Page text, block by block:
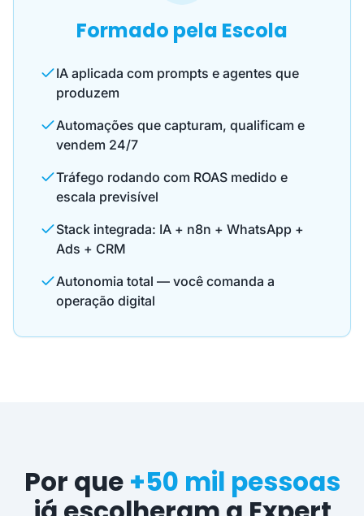
Formado pela Escola
IA aplicada com prompts e agentes que
produzem
Automações que capturam, qualificam e
vendem 24/7
Tráfego rodando com ROAS medido e
escala previsível
Stack integrada: IA + n8n + WhatsApp +
Ads + CRM
Autonomia total — você comanda a
operação digital
Por que +50 mil pessoas